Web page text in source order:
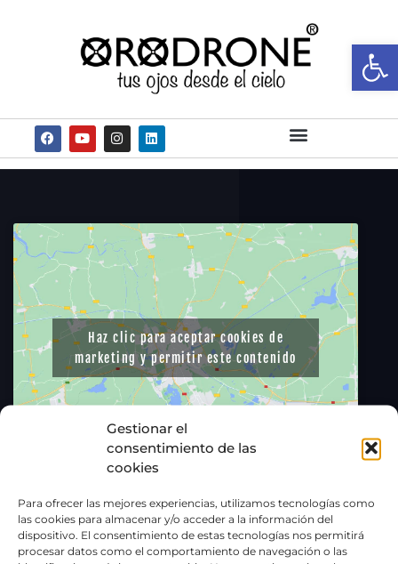
Gestionar el
consentimiento de las
cookies
Para ofrecer las mejores experiencias, utilizamos tecnologías como
las cookies para almacenar y/o acceder a la información del
dispositivo. El consentimiento de estas tecnologías nos permitirá
procesar datos como el comportamiento de navegación o las
Haz clic para aceptar cookies de
marketing y permitir este contenido
CONTACTO
Virgen de la Paciencia, 96 - Oropesa del Mar- Castellón